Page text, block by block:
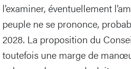
l’examiner, éventuellement
peuple ne se prononce,
2028. La proposition du
toutefois une marge de